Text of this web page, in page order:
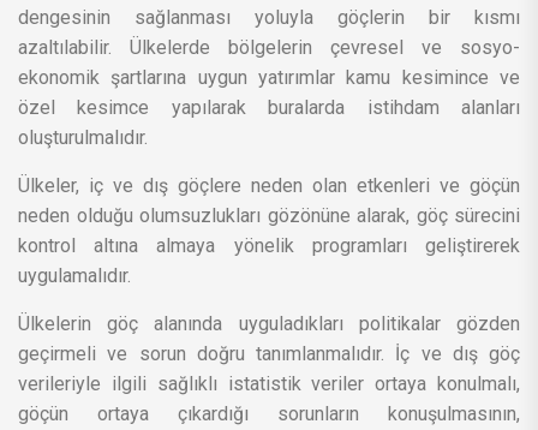
dengesinin sağlanması yoluyla göçlerin bir kısmı
azaltılabilir. Ülkelerde bölgelerin çevresel ve sosyo-
ekonomik şartlarına uygun yatırımlar kamu kesimince ve
özel kesimce yapılarak buralarda istihdam alanları
oluşturulmalıdır.
Ülkeler, iç ve dış göçlere neden olan etkenleri ve göçün
neden olduğu olumsuzlukları gözönüne alarak, göç sürecini
kontrol altına almaya yönelik programları geliştirerek
uygulamalıdır.
Ülkelerin göç alanında uyguladıkları politikalar gözden
geçirmeli ve sorun doğru tanımlanmalıdır. İç ve dış göç
verileriyle ilgili sağlıklı istatistik veriler ortaya konulmalı,
göçün ortaya çıkardığı sorunların konuşulmasının,